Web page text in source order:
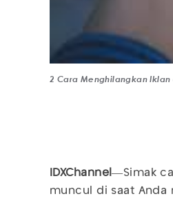
2 Cara Menghilangkan Iklan
IDXChannel—Simak
muncul di saat Anda